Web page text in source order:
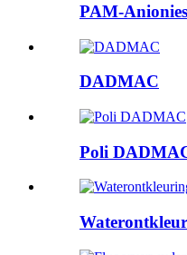
PAM-
DADMAC
Poli